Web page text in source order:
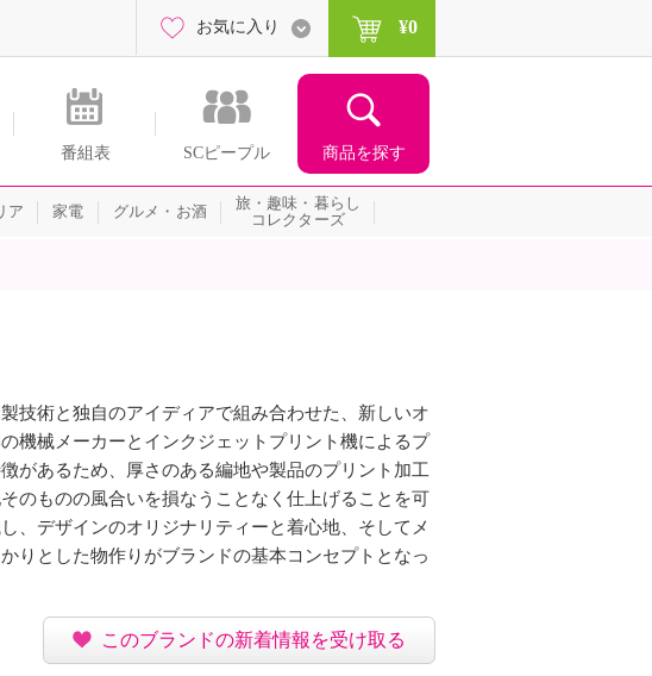
番組表 SCピープル 商品を探す
お気に入り ¥0
ア 家電 グルメ・お酒
旅・趣味・暮らし
コレクターズ
技術と独自のアイディアで組み合わせた、新しいオ
機械メーカーとインクジェットプリント機によるプ
があるため、厚さのある編地や製品のプリント加工
のものの風合いを損なうことなく仕上げることを可
、デザインのオリジナリティーと着心地、そしてメ
りとした物作りがブランドの基本コンセプトとなっ
このブランドの新着情報を受け取る